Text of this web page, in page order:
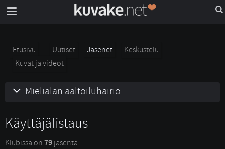
Etusivu Uutiset Jäsenet
Keskustelu
Kuvat ja videot
Mielialan aaltoiluhäiriö
Käyttäjälistaus
Klubissa on 79 jäsentä.